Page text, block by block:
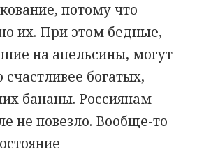
потому что
их. При этом бедные,
на апельсины, могут
счастливее богатых,
бананы. Россиянам
не повезло. Вообще-то